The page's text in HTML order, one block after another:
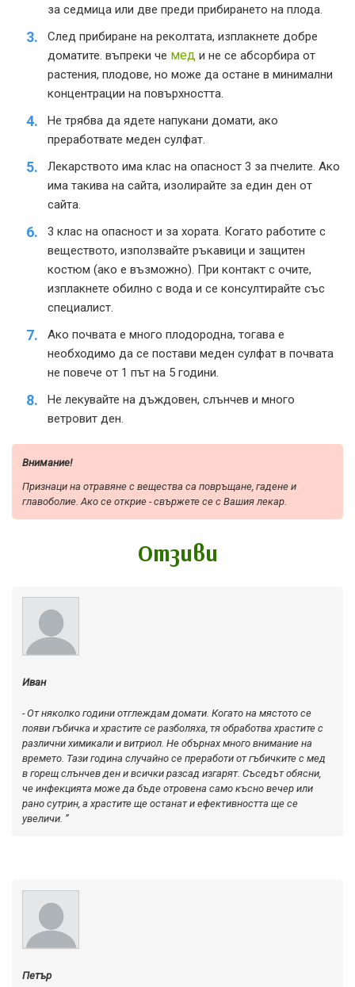
за седмица или две преди прибирането на плода.
След прибиране на реколтата, изплакнете добре
доматите. въпреки че мед и не се абсорбира от
растения, плодове, но може да остане в минимални
концентрации на повърхността.
Не трябва да ядете напукани домати, ако
преработвате меден сулфат.
Лекарството има клас на опасност 3 за пчелите. Ако
има такива на сайта, изолирайте за един ден от
сайта.
3 клас на опасност и за хората. Когато работите с
веществото, използвайте ръкавици и защитен
костюм (ако е възможно). При контакт с очите,
изплакнете обилно с вода и се консултирайте със
специалист.
Ако почвата е много плодородна, тогава е
необходимо да се постави меден сулфат в почвата
не повече от 1 път на 5 години.
Не лекувайте на дъждовен, слънчев и много
ветровит ден.
Внимание!
Признаци на отравяне с вещества са повръщане, гадене и
главоболие. Ако се открие - свържете се с Вашия лекар.
Отзиви
Иван
- От няколко години отглеждам домати. Когато на мястото се
появи гъбичка и храстите се разболяха, тя обработва храстите с
различни химикали и витриол. Не обърнах много внимание на
времето. Тази година случайно се преработи от гъбичките с мед
в горещ слънчев ден и всички разсад изгарят. Съседът обясни,
че инфекцията може да бъде отровена само късно вечер или
рано сутрин, а храстите ще останат и ефективността ще се
увеличи. ”
Петър